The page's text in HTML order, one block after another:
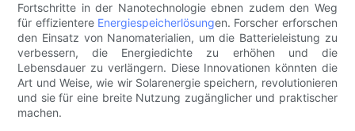
Fortschritte in der Nanotechnologie ebnen zudem den Weg
für effizientere Energiespeicherlösungen. Forscher erforschen
den Einsatz von Nanomaterialien, um die Batterieleistung zu
verbessern, die Energiedichte zu erhöhen und die
Lebensdauer zu verlängern. Diese Innovationen könnten die
Art und Weise, wie wir Solarenergie speichern, revolutionieren
und sie für eine breite Nutzung zugänglicher und praktischer
machen.